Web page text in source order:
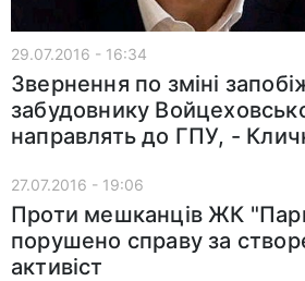
29.07.2016 - 16:34
Звернення по зміні
забудовнику
направлять до ГПУ, -
27.07.2016 - 19:06
Проти мешканців ЖК
порушено справу за
активіст